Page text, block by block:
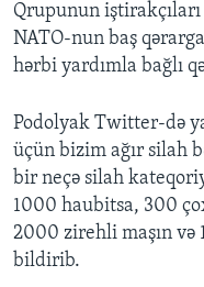
Qrupunun iştirakçıları
NATO-nun baş
hərbi yardımla bağlı
Podolyak Twitter-də
üçün bizim ağır silah
bir neçə silah
1000 haubitsa, 300
2000 zirehli maşın və
bildirib.